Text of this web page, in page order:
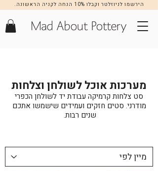
הירשמו לניוזלטר וקבלו 10% הנחה לקניה הראשונה.
הרשמה >>
מערכות אוכל לשולחן וצלחות
סט צלחות קרמיקה עבודת יד לשולחן הכפרי
מודרני. סטים חזקים ועמידים שישמשו אתכם
שנים רבות.